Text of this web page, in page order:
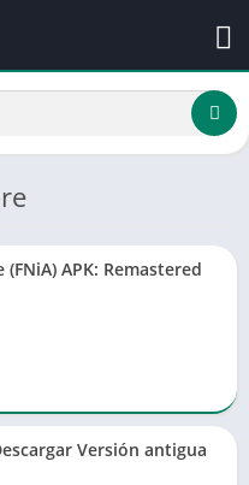
APK: Remastered